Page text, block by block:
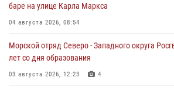
баре на улице Карла Маркса
04 августа 2026, 08:54
Морской отряд Северо - Западного округа
лет со дня образования
03 августа 2026, 12:23 4